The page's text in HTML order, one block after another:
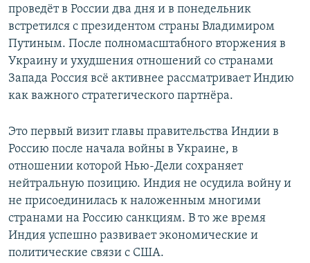
проведёт в России два дня и в понедельник
встретился с президентом страны Владимиром
Путиным. После полномасштабного вторжения в
Украину и ухудшения отношений со странами
Запада Россия всё активнее рассматривает Индию
как важного стратегического партнёра.
Это первый визит главы правительства Индии в
Россию после начала войны в Украине, в
отношении которой Нью-Дели сохраняет
нейтральную позицию. Индия не осудила войну и
не присоединилась к наложенным многими
странами на Россию санкциям. В то же время
Индия успешно развивает экономические и
политические связи с США.